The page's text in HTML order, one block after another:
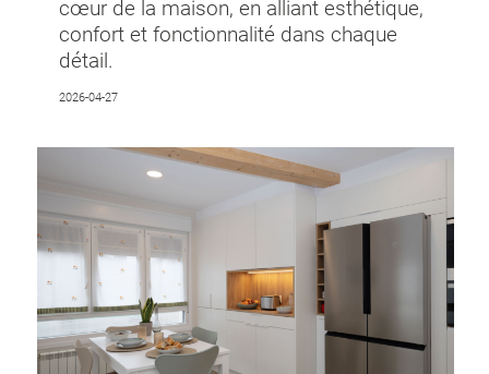
cœur de la maison, en alliant esthétique,
confort et fonctionnalité dans chaque
détail.
2026-04-27